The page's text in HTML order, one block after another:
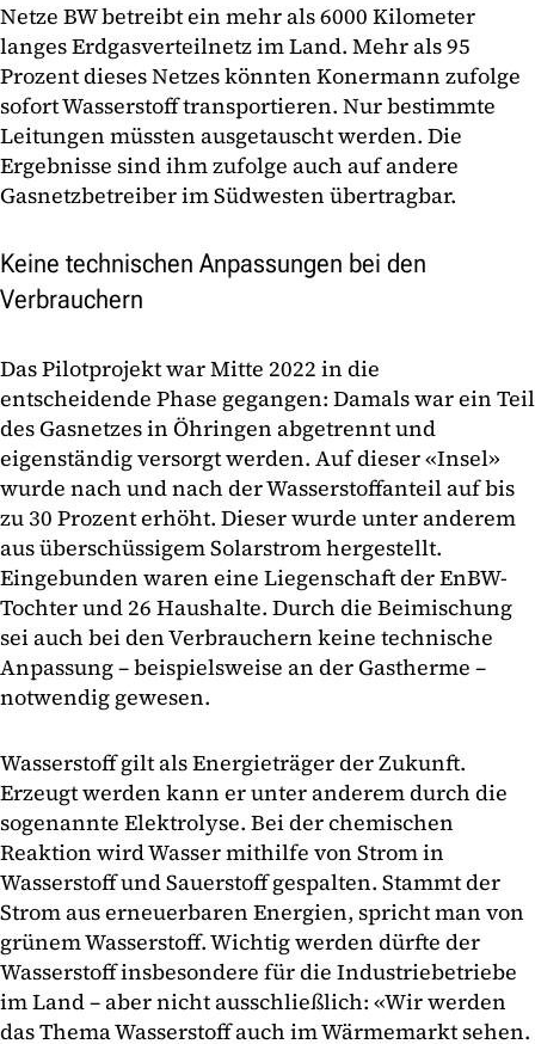
Netze BW betreibt ein mehr als 6000 Kilometer
langes Erdgasverteilnetz im Land. Mehr als 95
Prozent dieses Netzes könnten Konermann zufolge
sofort Wasserstoff transportieren. Nur bestimmte
Leitungen müssten ausgetauscht werden. Die
Ergebnisse sind ihm zufolge auch auf andere
Gasnetzbetreiber im Südwesten übertragbar.
Keine technischen Anpassungen bei den
Verbrauchern
Das Pilotprojekt war Mitte 2022 in die
entscheidende Phase gegangen: Damals war ein Teil
des Gasnetzes in Öhringen abgetrennt und
eigenständig versorgt werden. Auf dieser «Insel»
wurde nach und nach der Wasserstoffanteil auf bis
zu 30 Prozent erhöht. Dieser wurde unter anderem
aus überschüssigem Solarstrom hergestellt.
Eingebunden waren eine Liegenschaft der EnBW-
Tochter und 26 Haushalte. Durch die Beimischung
sei auch bei den Verbrauchern keine technische
Anpassung – beispielsweise an der Gastherme –
notwendig gewesen.
Wasserstoff gilt als Energieträger der Zukunft.
Erzeugt werden kann er unter anderem durch die
sogenannte Elektrolyse. Bei der chemischen
Reaktion wird Wasser mithilfe von Strom in
Wasserstoff und Sauerstoff gespalten. Stammt der
Strom aus erneuerbaren Energien, spricht man von
grünem Wasserstoff. Wichtig werden dürfte der
Wasserstoff insbesondere für die Industriebetriebe
im Land – aber nicht ausschließlich: «Wir werden
das Thema Wasserstoff auch im Wärmemarkt sehen.